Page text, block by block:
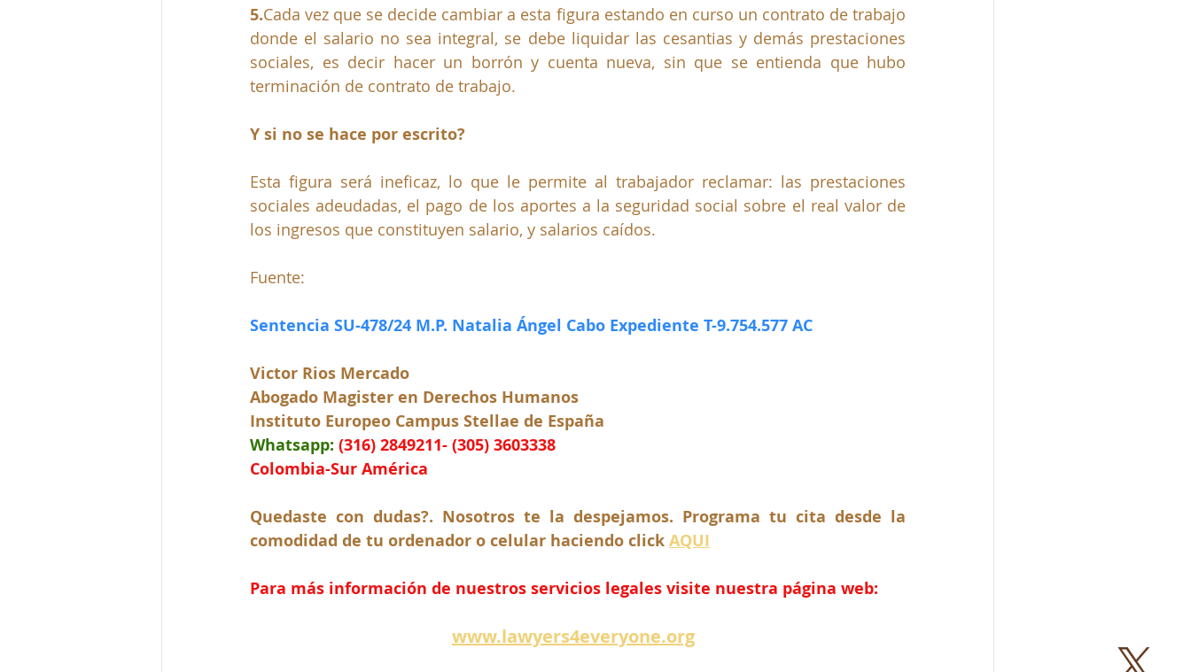
5.Cada vez que se decide cambiar a esta figura estando en curso un contrato de trabajo
donde el salario no sea integral, se debe liquidar las cesantias y demás prestaciones
sociales, es decir hacer un borrón y cuenta nueva, sin que se entienda que hubo
terminación de contrato de trabajo.
Y si no se hace por escrito?
Esta figura será ineficaz, lo que le permite al trabajador reclamar: las prestaciones
sociales adeudadas, el pago de los aportes a la seguridad social sobre el real valor de
los ingresos que constituyen salario, y salarios caídos.
Fuente:
Sentencia SU-478/24 M.P. Natalia Ángel Cabo Expediente T-9.754.577 AC
Victor Rios Mercado
Abogado Magister en Derechos Humanos
Instituto Europeo Campus Stellae de España
Whatsapp: (316) 2849211- (305) 3603338
Colombia-Sur América
Quedaste con dudas?. Nosotros te la despejamos. Programa tu cita desde la
comodidad de tu ordenador o celular haciendo click AQUI
Para más información de nuestros servicios legales visite nuestra página web:
www.lawyers4everyone.org